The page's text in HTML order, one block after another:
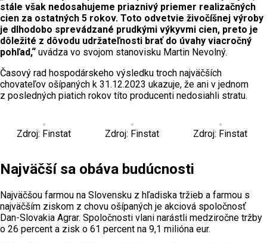
stále však nedosahujeme priaznivý priemer realizačných
cien za ostatných 5 rokov. Toto odvetvie živočíšnej výroby
je dlhodobo sprevádzané prudkými výkyvmi cien, preto je
dôležité z dôvodu udržateľnosti brať do úvahy viacročný
pohľad,“ uvádza vo svojom stanovisku Martin Nevolný.
Časový rad hospodárskeho výsledku troch najväčších
chovateľov ošípaných k 31.12.2023 ukazuje, že ani v jednom
z posledných piatich rokov títo producenti nedosiahli stratu.
Zdroj: Finstat Zdroj: Finstat Zdroj: Finstat
Najväčší sa obáva budúcnosti
Najväčšou farmou na Slovensku z hľadiska tržieb a farmou s
najväčším ziskom z chovu ošípaných je akciová spoločnosť
Dan-Slovakia Agrar. Spoločnosti vlani narástli medziročne tržby
o 26 percent a zisk o 61 percent na 9,1 milióna eur.